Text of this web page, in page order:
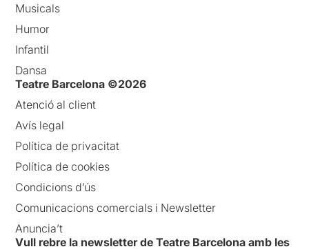
Musicals
Humor
Infantil
Dansa
Teatre Barcelona ©2026
Atenció al client
Avís legal
Política de privacitat
Política de cookies
Condicions d’ús
Comunicacions comercials i Newsletter
Anuncia’t
Vull rebre la newsletter de Teatre Barcelona amb les